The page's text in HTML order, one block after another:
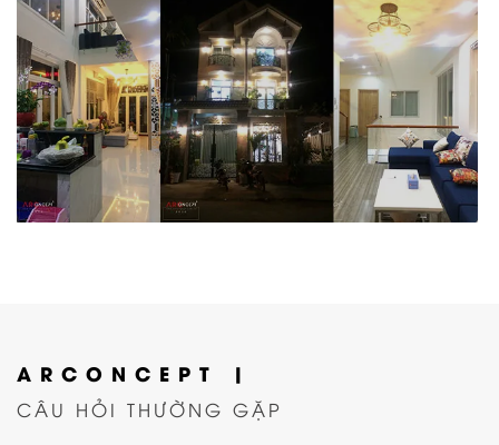
THI CÔNG NỘI THẤT BIỆT THỰ |
PHAN THIẾT
VILLA 0 1718
ARCONCEPT |
CÂU HỎI THƯỜNG GẶP